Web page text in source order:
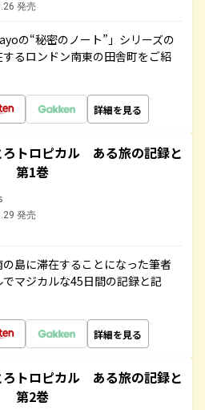
発売
の“秘密のノート”」シリーズの
るロンドン南東の田舎町をご紹
詳細を見る
ろトロピカル ある旅の記録と
第1巻
発売
島に滞在することになった筆者
マジカルな45日間の記録と記
詳細を見る
ろトロピカル ある旅の記録と
第2巻